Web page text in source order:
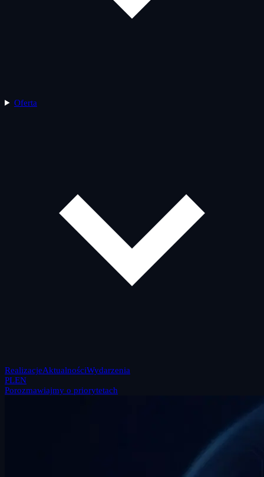
Oferta
RealizacjeAktualnościWydarzenia
PLEN
Porozmawiajmy o priorytetach